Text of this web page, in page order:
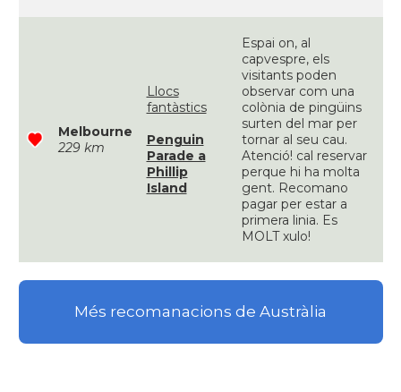
Melbourne
229 km
Llocs
fantàstics
Penguin
Parade a
Phillip
Island
Espai on, al
capvespre, els
visitants poden
observar com una
colònia de pingüins
surten del mar per
tornar al seu cau.
Atenció! cal reservar
perque hi ha molta
gent. Recomano
pagar per estar a
primera linia. Es
MOLT xulo!
Més recomanacions de Austràlia